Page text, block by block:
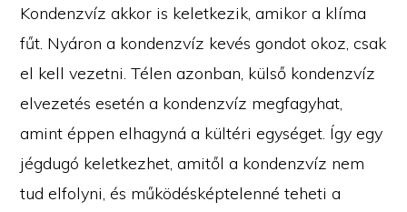
Kondenzvíz akkor is keletkezik, amikor a klíma
fűt. Nyáron a kondenzvíz kevés gondot okoz, csak
el kell vezetni. Télen azonban, külső kondenzvíz
elvezetés esetén a kondenzvíz megfagyhat,
amint éppen elhagyná a kültéri egységet. Így egy
jégdugó keletkezhet, amitől a kondenzvíz nem
tud elfolyni, és működésképtelenné teheti a